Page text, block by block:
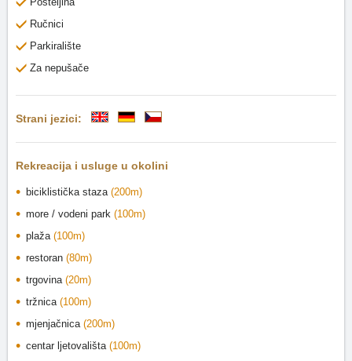
Ručnici
Parkiralište
Za nepušače
Strani jezici:
Rekreacija i usluge u okolini
biciklistička staza (200m)
more / vodeni park (100m)
plaža (100m)
restoran (80m)
trgovina (20m)
tržnica (100m)
mjenjačnica (200m)
centar ljetovališta (100m)